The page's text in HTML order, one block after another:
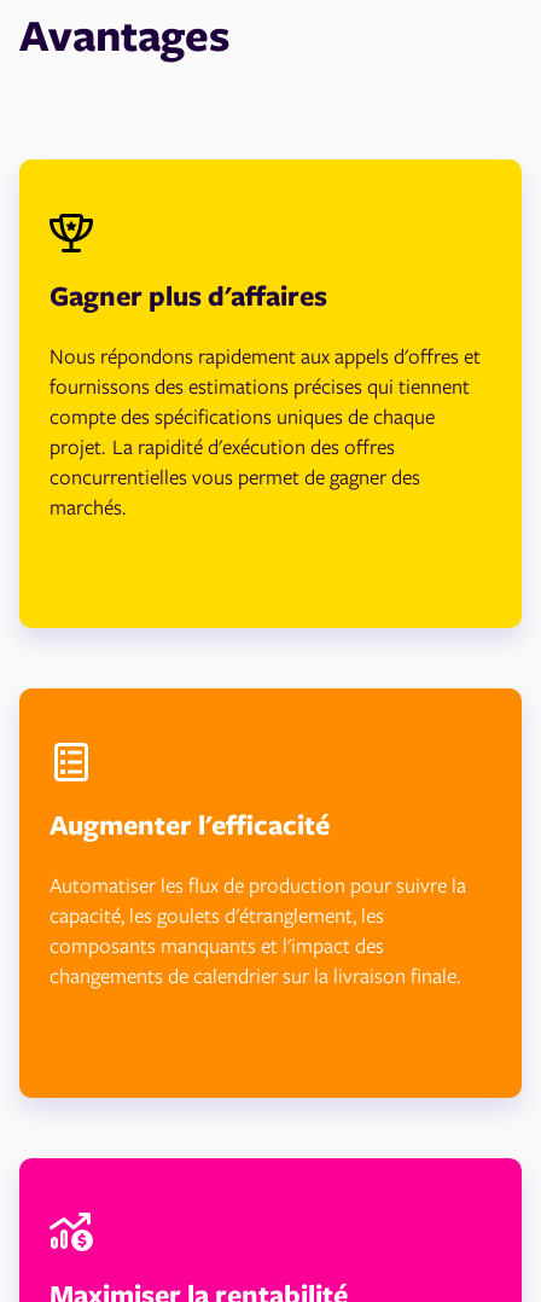
Avantages
Gagner plus d'affaires
Nous répondons rapidement aux appels d'offres et
fournissons des estimations précises qui tiennent
compte des spécifications uniques de chaque
projet. La rapidité d'exécution des offres
concurrentielles vous permet de gagner des
marchés.
Augmenter l'efficacité
Automatiser les flux de production pour suivre la
capacité, les goulets d'étranglement, les
composants manquants et l'impact des
changements de calendrier sur la livraison finale.
Maximiser la rentabilité